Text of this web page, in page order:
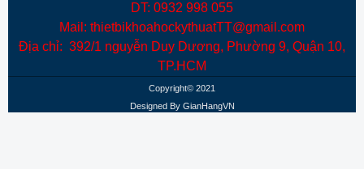
DT: 0932 998 055
Mail: thietbikhoahockythuatTT@gmail.com
Địa chỉ: 392/1 nguyễn Duy Dương, Phường 9, Quận 10,
TP.HCM
Copyright© 2021
Designed By GianHangVN